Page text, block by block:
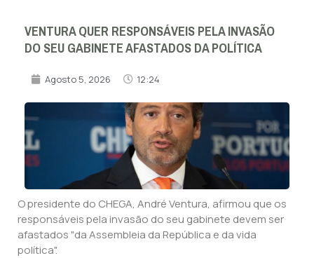
VENTURA QUER RESPONSÁVEIS PELA INVASÃO
DO SEU GABINETE AFASTADOS DA POLÍTICA
Agosto 5, 2026 12:24
O presidente do CHEGA, André Ventura, afirmou que os
responsáveis pela invasão do seu gabinete devem ser
afastados "da Assembleia da República e da vida
política".